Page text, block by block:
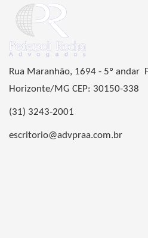
Rua Maranhão, 1694 - 5º andar
Horizonte/MG CEP: 30150-338
(31) 3243-2001
escritorio@advpraa.com.br